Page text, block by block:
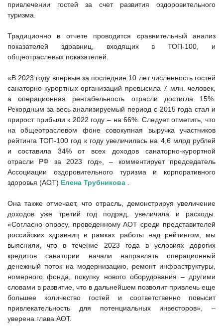
привлечении гостей за счет развития оздоровительного
туризма.
Традиционно в отчете проводится сравнительный анализ
показателей здравниц, входящих в ТОП-100, и
общеотраслевых показателей.
«В 2023 году впервые за последние 10 лет численность гостей
санаторно-курортных организаций превысила 7 млн. человек,
а операционная рентабельность отрасли достигла 15%.
Рекордным за весь анализируемый период с 2015 года стал и
прирост прибыли к 2022 году – на 66%. Следует отметить, что
на общеотраслевом фоне совокупная выручка участников
рейтинга ТОП-100 год к году увеличилась на 4,6 млрд рублей
и составила 34% от всех доходов санаторно-курортной
отрасли РФ за 2023 год», – комментирует председатель
Ассоциации оздоровительного туризма и корпоративного
здоровья (АОТ) Елена Трубникова
Она также отмечает, что отрасль, демонстрируя увеличение
доходов уже третий год подряд, увеличила и расходы.
«Согласно опросу, проведенному АОТ среди представителей
российских здравниц в рамках работы над рейтингом, мы
выяснили, что в течение 2023 года в условиях дорогих
кредитов санатории начали направлять операционный
денежный поток на модернизацию, ремонт инфраструктуры,
номерного фонда, покупку нового оборудования – другими
словами в развитие, что в дальнейшем позволит привлечь еще
большее количество гостей и соответственно повысит
привлекательность для потенциальных инвесторов», –
уверена глава АОТ.